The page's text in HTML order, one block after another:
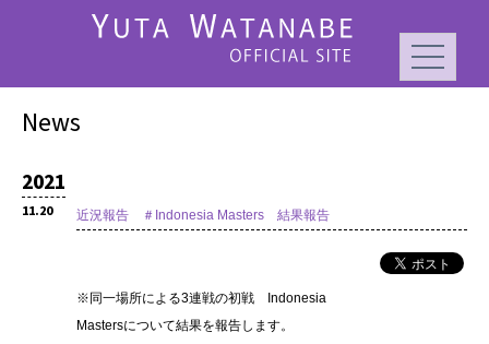
News
2021
11.20 近況報告 ＃Indonesia Masters 結果報告
※同一場所による3連戦の初戦 Indonesia
Mastersについて結果を報告します。